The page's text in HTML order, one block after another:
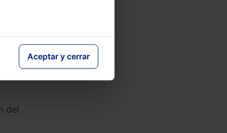
Aceptar y cerrar
del